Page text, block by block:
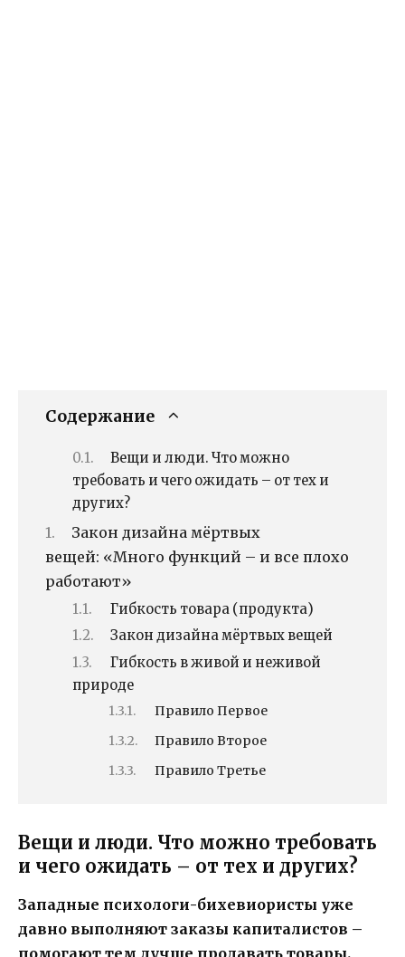
Содержание
Вещи и люди. Что можно
требовать и чего ожидать – от тех и
других?
Закон дизайна мёртвых
вещей: «Много функций – и все плохо
работают»
Гибкость товара (продукта)
Закон дизайна мёртвых вещей
Гибкость в живой и неживой
природе
Правило Первое
Правило Второе
Правило Третье
Вещи и люди. Что можно требовать
и чего ожидать – от тех и других?
Западные психологи-бихевиористы уже
давно выполняют заказы капиталистов –
помогают тем лучше продавать товары.